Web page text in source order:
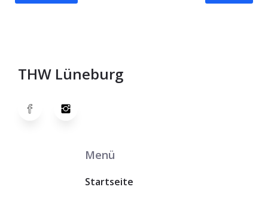
THW Lüneburg
Menü
Startseite